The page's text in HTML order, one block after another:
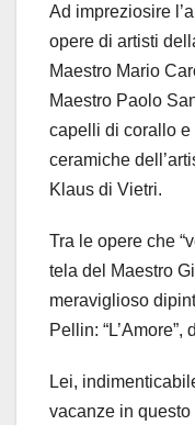
Ad impreziosire
opere di artisti
Maestro Mario
Maestro Paolo
capelli di corallo
ceramiche
Klaus di Vietri.
Tra le opere che
tela del Maestro
meraviglioso
Pellin:
Lei,
vacanze in